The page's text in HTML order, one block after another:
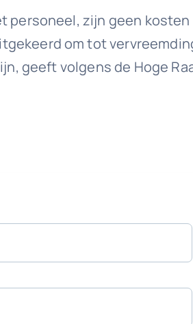
personeel, zijn geen
om tot
geeft volgens de Hoge